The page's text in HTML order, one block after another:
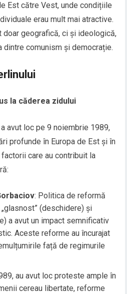
Est către Vest, unde condițiile
erau mult mai atractive.
geografică, ci și ideologică,
dintre comunism și democrație.
la căderea zidului
avut loc pe 9 noiembrie 1989,
profunde în Europa de Est și în
care au contribuit la
: Politica de reformă
(deschidere) și
a avut un impact semnificativ
Aceste reforme au încurajat
față de regimurile
au avut loc proteste ample în
cereau libertate, reforme